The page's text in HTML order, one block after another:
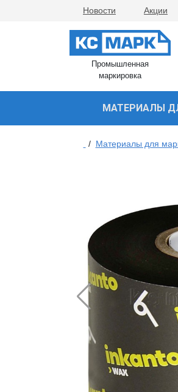
Новости Акции
Промышленная
маркировка
МАТЕРИАЛЫ
/ Материалы для